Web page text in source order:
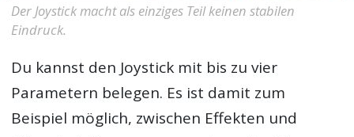
Der Joystick macht als einziges Teil keinen stabilen
Eindruck.
Du kannst den Joystick mit bis zu vier
Parametern belegen. Es ist damit zum
Beispiel möglich, zwischen Effekten und